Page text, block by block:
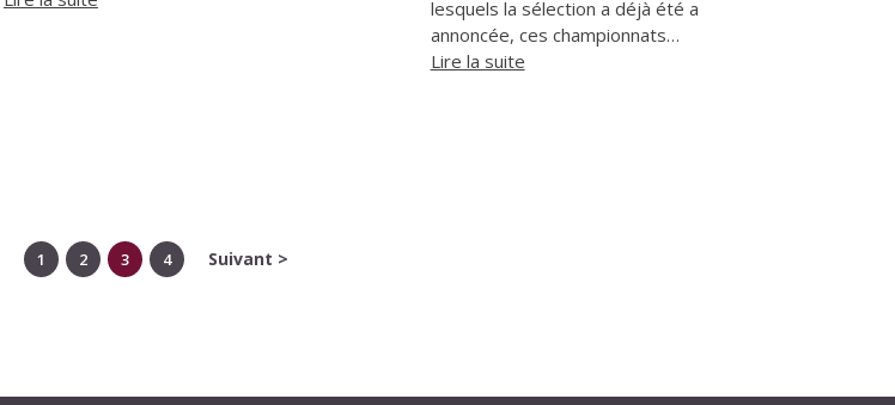
lesquels la sélection a déjà été a
annoncée, ces championnats…
Lire la suite
1 2 3 4 Suivant >